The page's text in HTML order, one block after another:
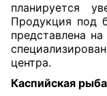
планируется
Продукция под
представлена
центра.
Каспийская рыба